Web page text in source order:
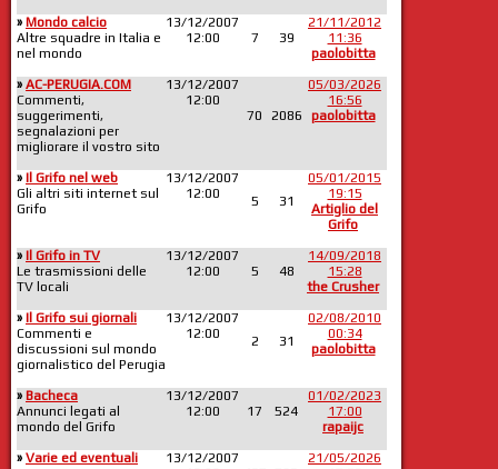
» Mondo calcio
Altre squadre in Italia e
nel mondo
13/12/2007
12:00
7 39
21/11/2012
11:36
paolobitta
» AC-PERUGIA.COM
Commenti,
suggerimenti,
segnalazioni per
migliorare il vostro sito
13/12/2007
12:00
70
2086
05/03/2026
16:56
paolobitta
» Il Grifo nel web
Gli altri siti internet sul
Grifo
13/12/2007
12:00
5 31
05/01/2015
19:15
Artiglio del
Grifo
» Il Grifo in TV
Le trasmissioni delle
TV locali
13/12/2007
12:00
5 48
14/09/2018
15:28
the Crusher
» Il Grifo sui giornali
Commenti e
discussioni sul mondo
giornalistico del Perugia
13/12/2007
12:00
2 31
02/08/2010
00:34
paolobitta
» Bacheca
Annunci legati al
mondo del Grifo
13/12/2007
12:00
17 524
01/02/2023
17:00
rapaijc
» Varie ed eventuali
13/12/2007
21/05/2026